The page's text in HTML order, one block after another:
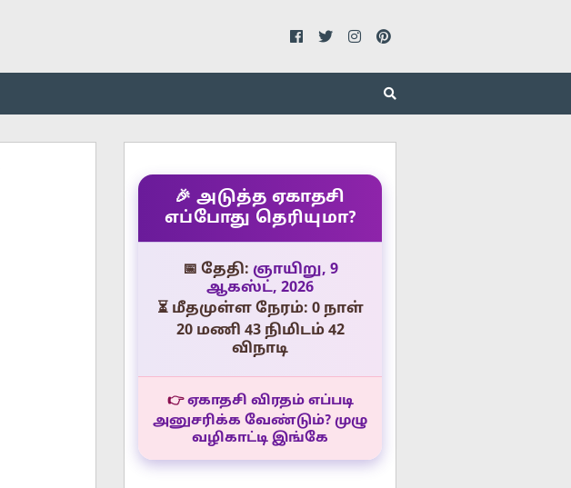
🎉 அடுத்த ஏகாதசி
எப்போது தெரியுமா?
📅 தேதி: ஞாயிறு, 9
ஆகஸ்ட், 2026
⏳ மீதமுள்ள நேரம்: 0 நாள்
20 மணி 43 நிமிடம் 41
விநாடி
👉ஏகாதசி விரதம் எப்படி
அனுசரிக்க வேண்டும்? முழு
வழிகாட்டி இங்கே